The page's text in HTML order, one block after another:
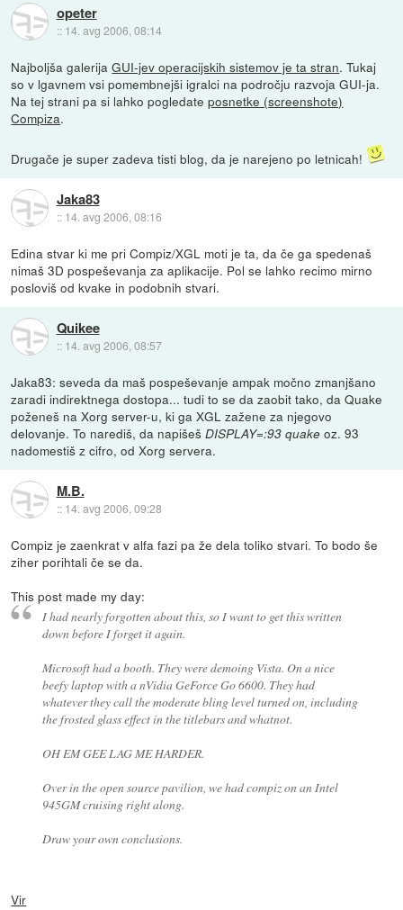
opeter
:: 14. avg 2006, 08:14
Najboljša galerijaGUI-jev operacijskih sistemov je ta stran. Tukaj
so v lgavnem vsi pomembnejši igralci na področju razvoja GUI-ja.
Na tej strani pa si lahko pogledateposnetke (screenshote)
Compiza.
Drugače je super zadeva tisti blog, da je narejeno po letnicah!
Jaka83
:: 14. avg 2006, 08:16
Edina stvar ki me pri Compiz/XGL moti je ta, da če ga spedenaš
nimaš 3D pospeševanja za aplikacije. Pol se lahko recimo mirno
posloviš od kvake in podobnih stvari.
Quikee
:: 14. avg 2006, 08:57
Jaka83: seveda da maš pospeševanje ampak močno zmanjšano
zaradi indirektnega dostopa... tudi to se da zaobit tako, da Quake
poženeš na Xorg server-u, ki ga XGL zažene za njegovo
delovanje. To narediš, da napišešDISPLAY=:93 quake oz. 93
nadomestiš z cifro, od Xorg servera.
M.B.
:: 14. avg 2006, 09:28
Compiz je zaenkrat v alfa fazi pa že dela toliko stvari. To bodo še
ziher porihtali če se da.
This post made my day:
I had nearly forgotten about this, so I want to get this written
down before I forget it again.
Microsoft had a booth. They were demoing Vista. On a nice
beefy laptop with a nVidia GeForce Go 6600. They had
whatever they call the moderate bling level turned on, including
the frosted glass effect in the titlebars and whatnot.
OH EM GEE LAG ME HARDER.
Over in the open source pavilion, we had compiz on an Intel
945GM cruising right along.
Draw your own conclusions.
Vir